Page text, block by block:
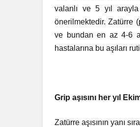
valanlı ve 5 yıl
önerilmektedir. Zatürre
ve bundan en az 4-6
hastalarına bu aşıları
Grip aşısını her yıl
Zatürre aşısının yanı